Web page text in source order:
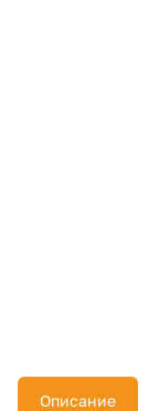
Описание